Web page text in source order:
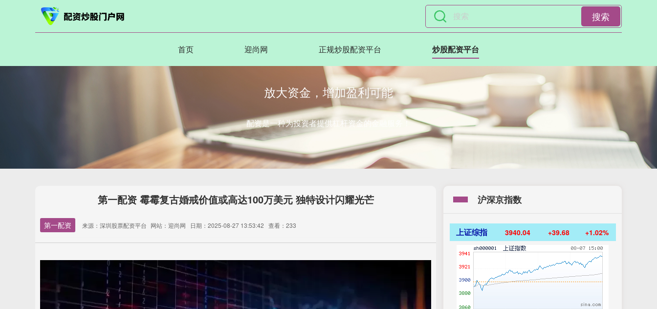
搜索
首页 迎尚网 正规炒股配资平台 炒股配资平台
放大资金，增加盈利可能
配资是一种为投资者提供杠杆资金的金融服务！
第一配资 霉霉复古婚戒价值或高达100万美元 独特设计闪耀光芒
第一配资 来源：深圳股票配资平台 网站：迎尚网 日期：2025-08-27 13:53:42 查看：233
沪深京指数
上证综指 3940.04 +39.68 +1.02%